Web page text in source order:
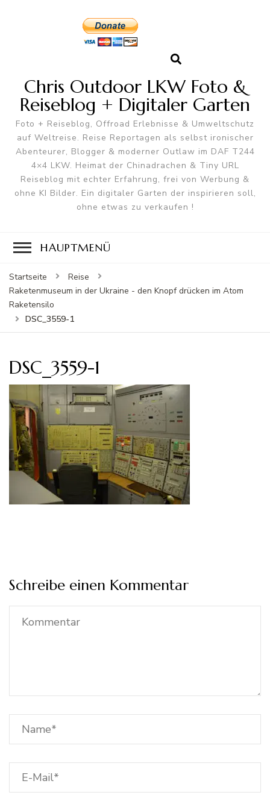
Chris Outdoor LKW Foto &
Reiseblog + Digitaler Garten
Foto + Reiseblog, Offroad Erlebnisse & Umweltschutz
auf Weltreise. Reise Reportagen als selbst ironischer
Abenteurer, Blogger & moderner Outlaw im DAF T244
4×4 LKW. Heimat der Chinadrachen & Tiny URL
Reiseblog mit echter Erfahrung, frei von Werbung &
ohne KI Bilder. Ein digitaler Garten der inspirieren soll,
ohne etwas zu verkaufen !
HAUPTMENÜ
Startseite
Reise
Raketenmuseum in der Ukraine - den Knopf drücken im Atom
Raketensilo
DSC_3559-1
DSC_3559-1
Schreibe einen Kommentar